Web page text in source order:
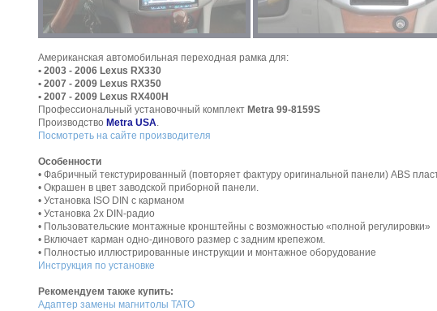
Американская автомобильная переходная рамка для:
• 2003 - 2006 Lexus RX330
• 2007 - 2009 Lexus RX350
• 2007 - 2009 Lexus RX400H
Профессиональный установочный комплект Metra 99-8159S
Производство Metra USA.
Посмотреть на сайте производителя
Особенности
• Фабричный текстурированный (повторяет фактуру оригинальной панели) ABS
• Окрашен в цвет заводской приборной панели.
• Установка ISO DIN с карманом
• Установка 2х DIN-радио
• Пользовательские монтажные кронштейны с возможностью «полной регулировки»
• Включает карман одно-динового размер с задним крепежом.
• Полностью иллюстрированные инструкции и монтажное оборудование
Инструкция по установке
Рекомендуем также купить:
Адаптер замены магнитолы TATO